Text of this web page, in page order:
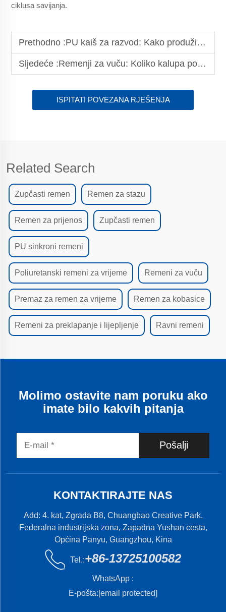
ciklusa savijanja.
Prethodno :PU kaiš za razvod: Kako produžiti njegov vijek trajanja korištenjem kvalitetnih materijala?
Sljedeće :Remenji za vuču: Koliko kalupa podržava njihovu prilagodbu?
ISPITATI POVEZANA RJEŠENJA
Related Search
Zupčasti remen Remen za stazu
Remen za prijenos Zupčasti remen
PU sinkroni remeni
Poliuretanski remeni za vrijeme Remeni za vuču
Premaz za remen za vrijeme Remen za kobasice
Remeni za preklapanje i lijepljenje Ravni remeni
Molimo ostavite nam poruku ako
imate bilo kakvih pitanja
Pošalji
KONTAKTIRAJTE NAS
Add: 4. kat, Zgrada B8, Chuangbao Creative Park,
Federalna industrijska zona, Zapadna Yushan cesta,
Općina Panyu, Guangzhou, Kina
Tel.:+86-13725100582
WhatsApp :
E-pošta:[email protected]